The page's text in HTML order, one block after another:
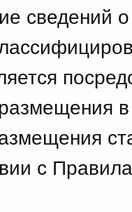
сведений
с